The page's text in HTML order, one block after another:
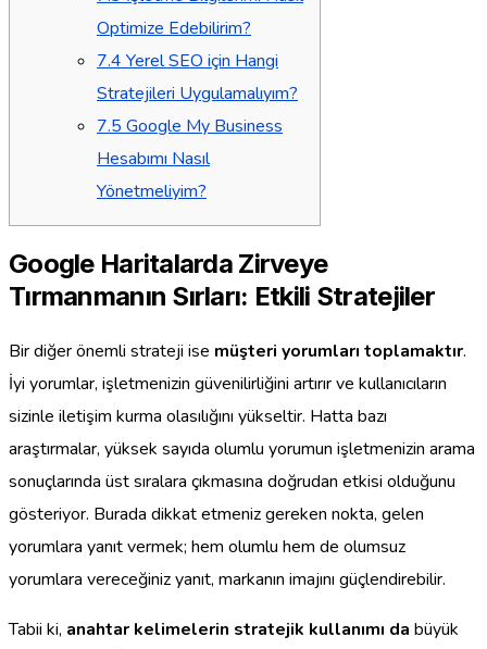
Optimize Edebilirim?
7.4 Yerel SEO için Hangi
Stratejileri Uygulamalıyım?
7.5 Google My Business
Hesabımı Nasıl
Yönetmeliyim?
Google Haritalarda Zirveye
Tırmanmanın Sırları: Etkili Stratejiler
Bir diğer önemli strateji ise müşteri yorumları toplamaktır.
İyi yorumlar, işletmenizin güvenilirliğini artırır ve kullanıcıların
sizinle iletişim kurma olasılığını yükseltir. Hatta bazı
araştırmalar, yüksek sayıda olumlu yorumun işletmenizin arama
sonuçlarında üst sıralara çıkmasına doğrudan etkisi olduğunu
gösteriyor. Burada dikkat etmeniz gereken nokta, gelen
yorumlara yanıt vermek; hem olumlu hem de olumsuz
yorumlara vereceğiniz yanıt, markanın imajını güçlendirebilir.
Tabii ki, anahtar kelimelerin stratejik kullanımı da büyük